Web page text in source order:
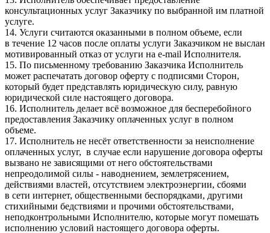
консультационных услуг Заказчику по выбранной им платной
услуге.
14. Услуги считаются оказанными в полном объеме, если
в течение 12 часов после оплаты услуги Заказчиком не выслан
мотивированный отказ от услуги на e-mail Исполнителя.
15. По письменному требованию Заказчика Исполнитель
может распечатать договор оферту с подписями Сторон,
который будет представлять юридическую силу, равную
юридической силе настоящего договора.
16. Исполнитель делает всё возможное для бесперебойного
предоставления Заказчику оплаченных услуг в полном
объеме.
17. Исполнитель не несёт ответственности за неисполнение
оплаченных услуг, в случае если нарушение договора оферты
вызвано не зависящими от него обстоятельствами
непреодолимой силы - наводнением, землетрясением,
действиями властей, отсутствием электроэнергии, сбоями
в сети интернет, общественными беспорядками, другими
стихийными бедствиями и прочими обстоятельствами,
неподконтрольными Исполнителю, которые могут помешать
исполнению условий настоящего договора оферты.